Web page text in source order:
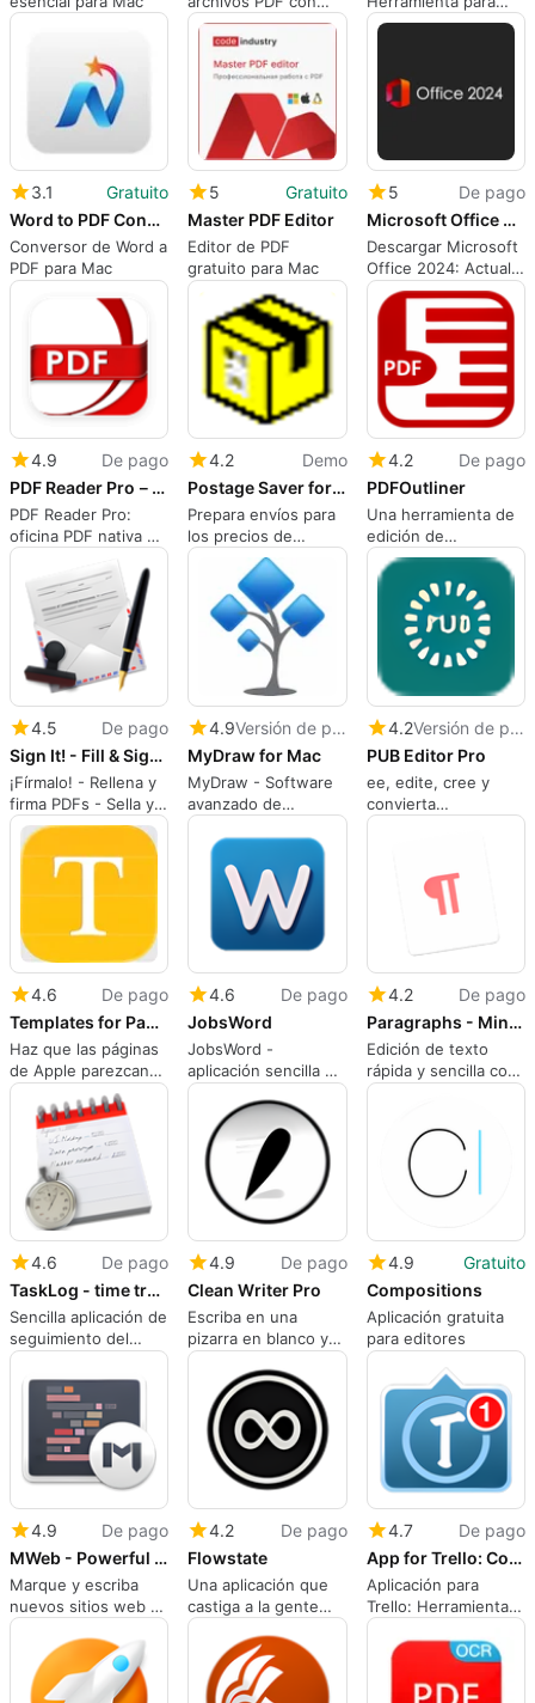
CleverPDF
Mapas Conceptuales
3.1
Gratuito
Word to PDF Converter
Conversor de Word a
PDF para Mac
5
Gratuito
Master PDF Editor
Editor de PDF
gratuito para Mac
5
De pago
Microsoft Office 2024
Descargar Microsoft
Office 2024: Actual,
familiar y esencial
4.9
De pago
PDF Reader Pro－Your PDF Office
PDF Reader Pro:
oficina PDF nativa de
Mac para flujos de
trabajo de
documentos
4.2
Demo
Postage Saver for Parcels
Prepara envíos para
los precios de
paquetes a granel de
USPS. Imprime
etiquetas de
seguimiento,
formularios.
4.2
De pago
PDFOutliner
Una herramienta de
edición de
contenidos en PDF.
4.5
De pago
Sign It! - Fill & Sign PDFs
¡Fírmalo! - Rellena y
firma PDFs - Sella y
firma documentos
PDF digitalmente.
4.9
Versión de prueba
MyDraw for Mac
MyDraw - Software
avanzado de
diagramación y
herramienta de
dibujo de gráficos
vectoriales.
4.2
Versión de prueba
PUB Editor Pro
ee, edite, cree y
convierta
documentos de
(.pub) en su Mac.
4.6
De pago
Templates for Pages
Haz que las páginas
de Apple parezcan
mucho más
profesionales
4.6
De pago
JobsWord
JobsWord -
aplicación sencilla de
procesamiento de
textos para Apple
4.2
De pago
Paragraphs - Minimalist Writing
Edición de texto
rápida y sencilla con
Párrafos
4.6
De pago
TaskLog - time tracking, simplified.
Sencilla aplicación de
seguimiento del
tiempo para registrar
los tiempos de las
tareas
4.9
De pago
Clean Writer Pro
Escriba en una
pizarra en blanco y
haga algo más.
4.9
Gratuito
Compositions
Aplicación gratuita
para editores
4.9
De pago
MWeb - Powerful Markdown App
Marque y escriba
nuevos sitios web y
códigos con
facilidad.
4.2
De pago
Flowstate
Una aplicación que
castiga a la gente
por distraerse
brevemente
4.7
De pago
App for Trello: Collaboration Tool for Organization
Aplicación para
Trello: Herramienta
de colaboración
ampliada para el